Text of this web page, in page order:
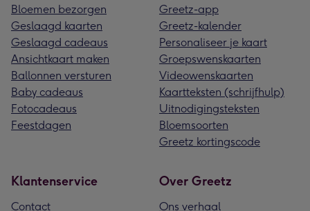
Bloemen bezorgen
Geslaagd kaarten
Geslaagd cadeaus
Ansichtkaart maken
Ballonnen versturen
Baby cadeaus
Fotocadeaus
Feestdagen
Greetz-app
Greetz-kalender
Personaliseer je kaart
Groepswenskaarten
Videowenskaarten
Kaartteksten (schrijfhulp)
Uitnodigingsteksten
Bloemsoorten
Greetz kortingscode
Klantenservice
Contact
Over Greetz
Ons verhaal